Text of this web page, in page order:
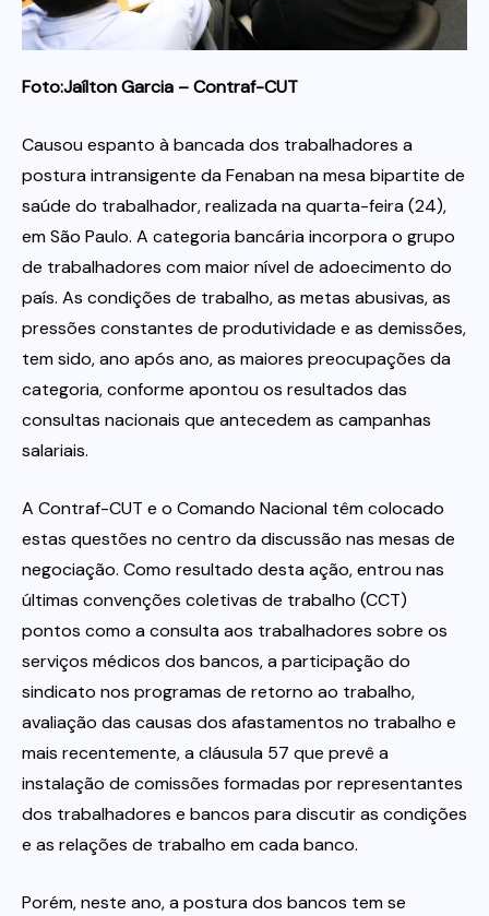
Itau
Foto:Jaílton Garcia – Contraf-CUT
Causou espanto à bancada dos trabalhadores a
postura intransigente da Fenaban na mesa bipartite de
saúde do trabalhador, realizada na quarta-feira (24),
em São Paulo. A categoria bancária incorpora o grupo
de trabalhadores com maior nível de adoecimento do
país. As condições de trabalho, as metas abusivas, as
pressões constantes de produtividade e as demissões,
tem sido, ano após ano, as maiores preocupações da
categoria, conforme apontou os resultados das
consultas nacionais que antecedem as campanhas
salariais.
A Contraf-CUT e o Comando Nacional têm colocado
estas questões no centro da discussão nas mesas de
negociação. Como resultado desta ação, entrou nas
últimas convenções coletivas de trabalho (CCT)
pontos como a consulta aos trabalhadores sobre os
serviços médicos dos bancos, a participação do
sindicato nos programas de retorno ao trabalho,
avaliação das causas dos afastamentos no trabalho e
mais recentemente, a cláusula 57 que prevê a
instalação de comissões formadas por representantes
dos trabalhadores e bancos para discutir as condições
e as relações de trabalho em cada banco.
Porém, neste ano, a postura dos bancos tem se